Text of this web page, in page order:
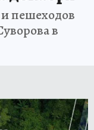
пешеходов
в